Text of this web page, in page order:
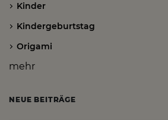
Kinder
Kindergeburtstag
Origami
mehr
NEUE BEITRÄGE